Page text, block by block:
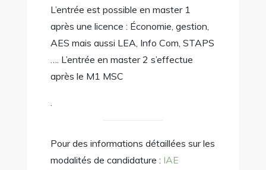
L’entrée est possible en master 1
après une licence : Économie, gestion,
AES mais aussi LEA, Info Com, STAPS
…. L’entrée en master 2 s’effectue
après le M1 MSC
.
Pour des informations détaillées sur les
modalités de candidature : IAE